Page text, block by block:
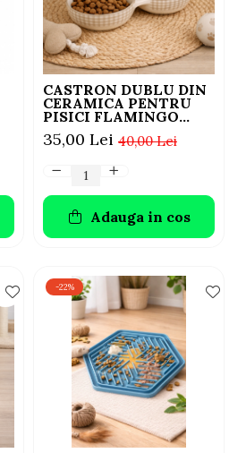
CASTRON DUBLU DIN
CERAMICA PENTRU
PISICI FLAMINGO
MYLO ALB-CREM
2x11CMx145ML
40,00 Lei
35,00 Lei
Adauga in cos
-22%